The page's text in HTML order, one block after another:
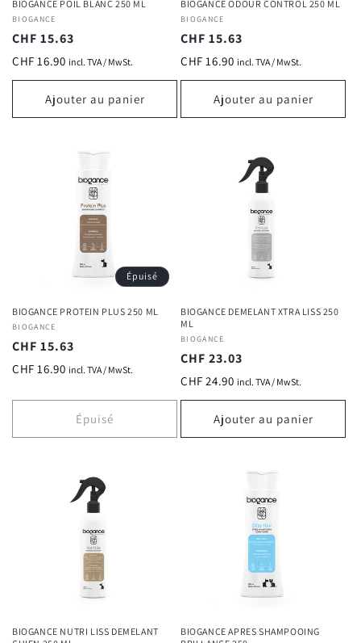
BIOGANCE POIL BLANC 250 ML
Fournisseur :
BIOGANCE
Prix
habituel
CHF 15.63
CHF 16.90 incl. TVA / MwSt.
Ajouter au panier
BIOGANCE ODOUR CONTROL 250 ML
Fournisseur :
BIOGANCE
Prix
habituel
CHF 15.63
CHF 16.90 incl. TVA / MwSt.
Ajouter au panier
Épuisé
BIOGANCE PROTEIN PLUS 250 ML
Fournisseur :
BIOGANCE
Prix
habituel
CHF 15.63
CHF 16.90 incl. TVA / MwSt.
Épuisé
BIOGANCE DEMELANT XTRA LISS 250
ML
Fournisseur :
BIOGANCE
Prix
habituel
CHF 23.03
CHF 24.90 incl. TVA / MwSt.
Ajouter au panier
BIOGANCE NUTRI LISS DEMELANT
BIOGANCE APRES SHAMPOOING